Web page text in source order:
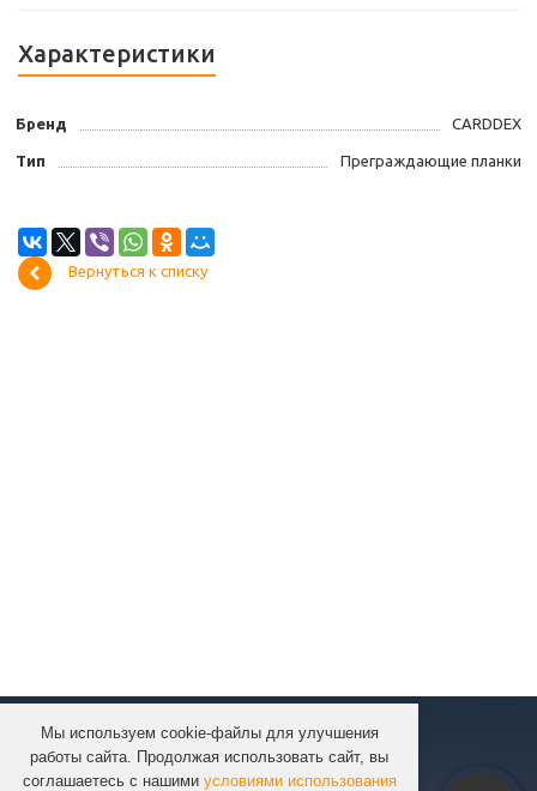
Мы используем cookie-файлы для улучшения
работы сайта. Продолжая использовать сайт, вы
соглашаетесь с нашими условиями использования
Характеристики
Бренд CARDDEX
Тип Преграждающие планки
Вернуться к списку
КОМПАНИЯ
КАТАЛОГ